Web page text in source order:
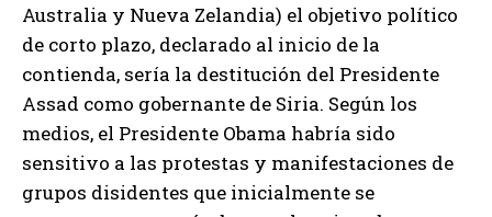
Australia y Nueva Zelandia) el objetivo político
de corto plazo, declarado al inicio de la
contienda, sería la destitución del Presidente
Assad como gobernante de Siria. Según los
medios, el Presidente Obama habría sido
sensitivo a las protestas y manifestaciones de
grupos disidentes que inicialmente se